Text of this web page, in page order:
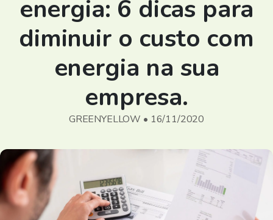
energia: 6 dicas para
diminuir o custo com
energia na sua
empresa.
GREENYELLOW • 16/11/2020